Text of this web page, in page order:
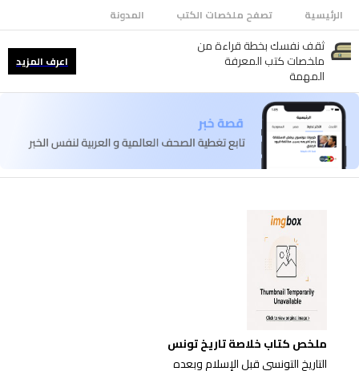
الرئيسية تصفح ملخصات الكتب المدونة
ثقف نفسك بخطة قراءة من
ملخصات كتب المعرفة
المهمة
اعرف المزيد
ملخص كتاب خلاصة تاريخ تونس
التاريخ التونسي قبل الإسلام وبعده